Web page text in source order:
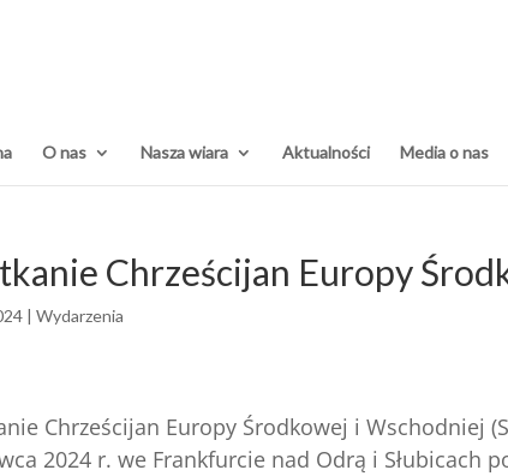
O nas Nasza wiara Aktualności Media o nas
Chrześcijan Europy
|Wydarzenia
Chrześcijan Europy Środkowej i Wschodniej
2024 r. we Frankfurcie nad Odrą i Słubicach